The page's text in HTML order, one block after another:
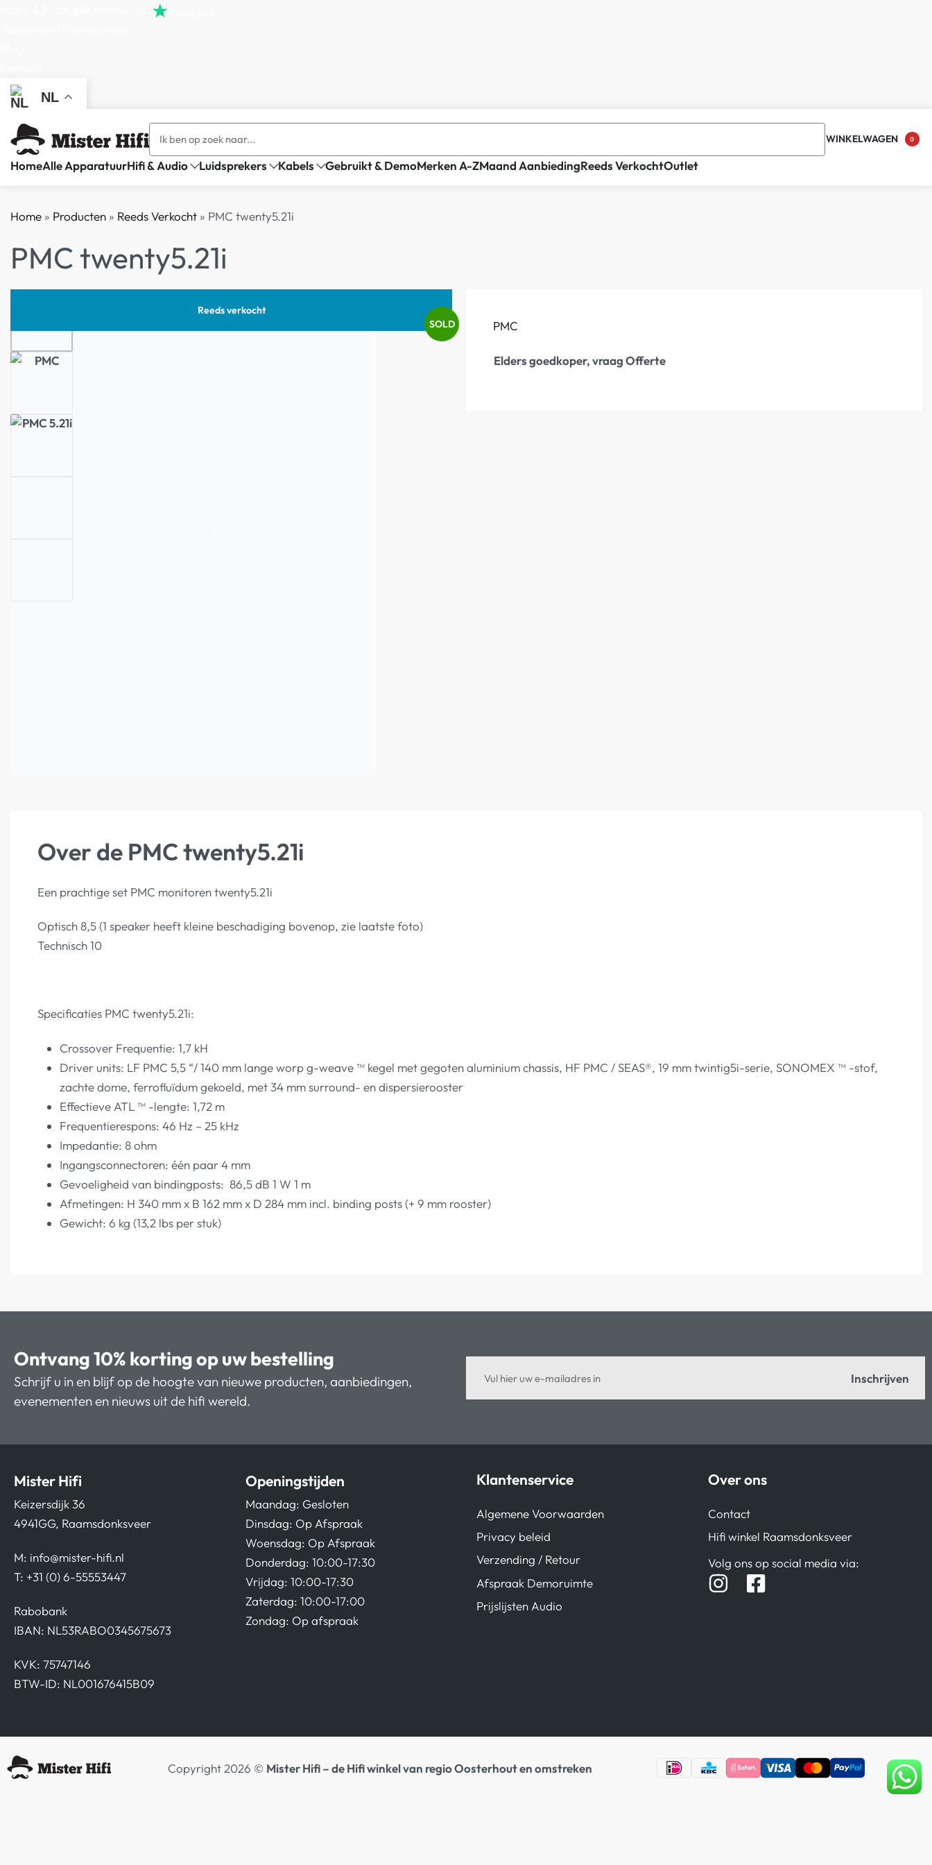
NL
WINKELWAGEN 0
HomeAlle ApparatuurHifi & Audio Luidsprekers Kabels Gebruikt & DemoMerken A-ZMaand AanbiedingReeds VerkochtOutlet
Home » Producten » Reeds Verkocht » PMC twenty5.21i
PMC twenty5.21i
Reeds verkocht
SOLD
PMC
Elders goedkoper, vraag Offerte
Over de PMC twenty5.21i
Een prachtige set PMC monitoren twenty5.21i
Optisch 8,5 (1 speaker heeft kleine beschadiging bovenop, zie laatste foto)
Technisch 10
Specificaties PMC twenty5.21i:
Crossover Frequentie: 1,7 kH
Driver units: LF PMC 5,5 “/ 140 mm lange worp g-weave ™ kegel met gegoten aluminium chassis, HF PMC / SEAS®, 19 mm twintig5i-serie, SONOMEX ™ -stof,
zachte dome, ferrofluïdum gekoeld, met 34 mm surround- en dispersierooster
Effectieve ATL ™ -lengte: 1,72 m
Frequentierespons: 46 Hz – 25 kHz
Impedantie: 8 ohm
Ingangsconnectoren: één paar 4 mm
Gevoeligheid van bindingposts: 86,5 dB 1 W 1 m
Afmetingen: H 340 mm x B 162 mm x D 284 mm incl. binding posts (+ 9 mm rooster)
Gewicht: 6 kg (13,2 lbs per stuk)
Ontvang 10% korting op uw bestelling
Schrijf u in en blijf op de hoogte van nieuwe producten, aanbiedingen,
evenementen en nieuws uit de hifi wereld.
Inschrijven
Mister Hifi
Keizersdijk 36
4941GG, Raamsdonksveer
M: info@mister-hifi.nl
T: +31 (0) 6-55553447
Rabobank
IBAN: NL53RABO0345675673
KVK: 75747146
BTW-ID: NL001676415B09
Openingstijden
Maandag: Gesloten
Dinsdag: Op Afspraak
Woensdag: Op Afspraak
Donderdag: 10:00-17:30
Vrijdag: 10:00-17:30
Zaterdag: 10:00-17:00
Zondag: Op afspraak
Klantenservice
Algemene Voorwaarden
Privacy beleid
Verzending / Retour
Afspraak Demoruimte
Prijslijsten Audio
Over ons
Contact
Hifi winkel Raamsdonksveer
Volg ons op social media via:
Copyright 2026 © Mister Hifi – de Hifi winkel van regio Oosterhout en omstreken